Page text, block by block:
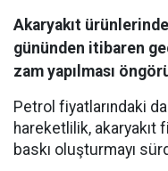
Akaryakıt
gününden itibaren
zam yapılması
Petrol fiyatlarındaki
hareketlilik, akaryakıt
baskı oluşturmayı